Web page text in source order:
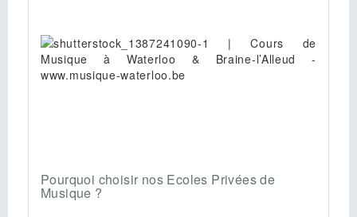
Pourquoi choisir nos Ecoles Privées de
Musique ?